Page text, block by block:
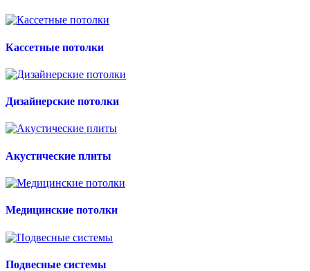
Кассетные потолки
Дизайнерские потолки
Акустические плиты
Медицинские потолки
Подвесные системы